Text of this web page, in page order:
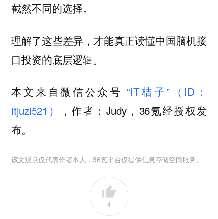
截然不同的选择。
理解了这些差异，才能真正读懂中国脑机接
口投资的底层逻辑。
本文来自微信公众号 “IT桔子”（ID：
itjuzi521）
，作者：Judy，36氪经授权发
布。
该文观点仅代表作者本人，36氪平台仅提供信息存储空间服务。
4